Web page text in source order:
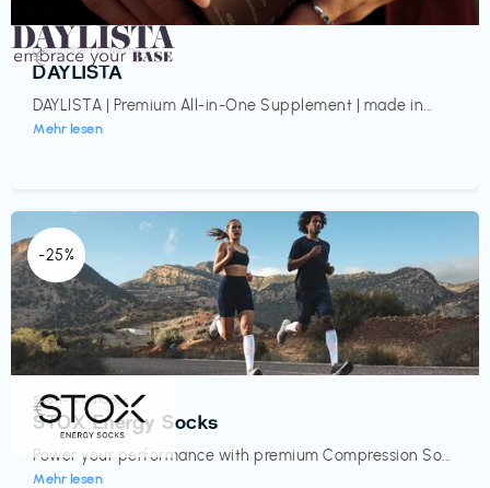
Gesundheit & Wellness
DAYLISTA
DAYLISTA | Premium All-in-One Supplement | made in...
Mehr lesen
€‎
-25%
Sport- & Outdoor
STOX Energy Socks
Power your performance with premium Compression So...
Mehr lesen
€‎